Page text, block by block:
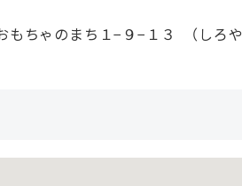
もちゃのまち１−９−１３ （しろや